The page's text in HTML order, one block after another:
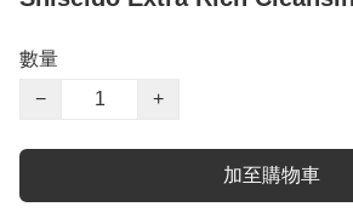
數量
−
+
加至購物車